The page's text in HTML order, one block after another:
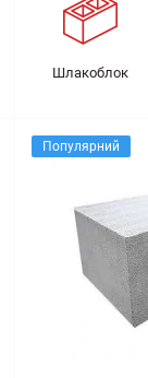
Шлакоблок
Популярний